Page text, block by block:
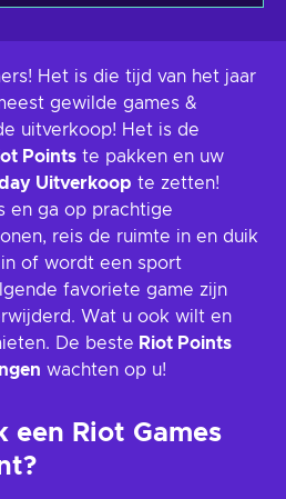
Het is die tijd van het jaar
gewilde games &
uitverkoop! Het is de
Points te pakken en uw
Uitverkoop te zetten!
en ga op prachtige
reis de ruimte in en duik
of wordt een sport
favoriete game zijn
Wat u ook wilt en
De beste Riot Points
wachten op u!
een Riot Games